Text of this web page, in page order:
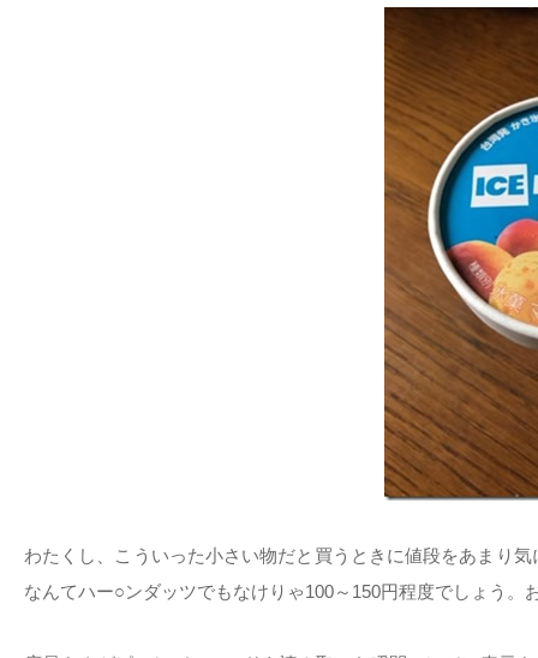
わたくし、こういった小さい物だと買うときに値段をあまり
なんてハー○ンダッツでもなけりゃ100～150円程度でしょう。